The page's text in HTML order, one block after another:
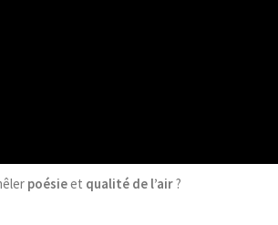
poésieet qualité de l’air?